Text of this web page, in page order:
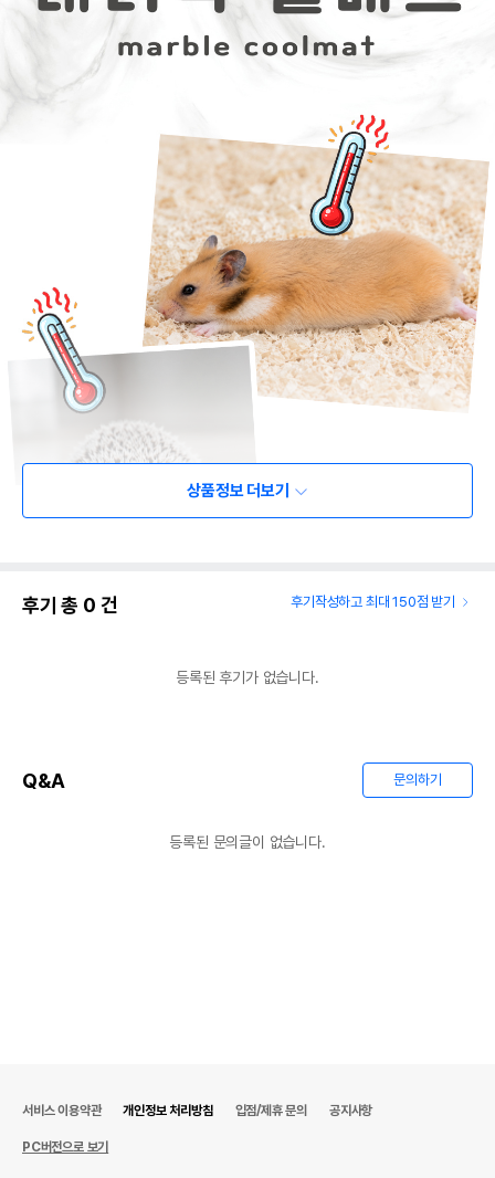
상품정보 더보기
후기 총 0 건 후기작성하고 최대 150점 받기
등록된 후기가 없습니다.
Q&A 문의하기
등록된 문의글이 없습니다.
서비스 이용약관 개인정보 처리방침 입점/제휴 문의 공지사항
PC버전으로 보기